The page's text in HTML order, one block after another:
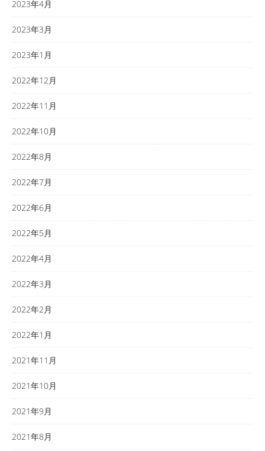
2023年4月
2023年3月
2023年1月
2022年12月
2022年11月
2022年10月
2022年8月
2022年7月
2022年6月
2022年5月
2022年4月
2022年3月
2022年2月
2022年1月
2021年11月
2021年10月
2021年9月
2021年8月